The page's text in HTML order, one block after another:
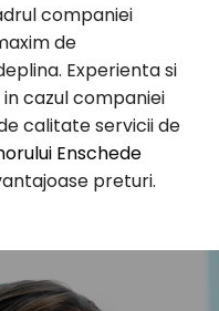
companiei
de
Experienta si
cazul companiei
calitate servicii de
Enschede
preturi.